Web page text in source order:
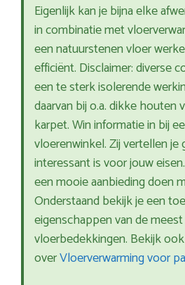
Eigenlijk kan je bijna elke
in combinatie met
een natuurstenen vloer
efficiënt. Disclaimer: diverse
een te sterk isolerende
daarvan bij o.a. dikke
karpet. Win informatie in bij
vloerenwinkel. Zij vertellen je
interessant is voor jouw
een mooie aanbieding doen
Onderstaand bekijk je een
eigenschappen van de
vloerbedekkingen. Bekijk
overVloerverwarming voor